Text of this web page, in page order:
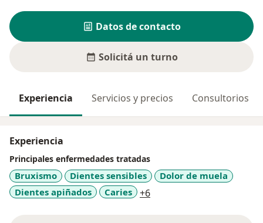
Datos de contacto
Solicitá un turno
Experiencia Servicios y precios Consultorios
Experiencia
Principales enfermedades tratadas
Bruxismo Dientes sensibles
Dolor de muela
Dientes apiñados
Caries +6a11y_sr_more_diseases